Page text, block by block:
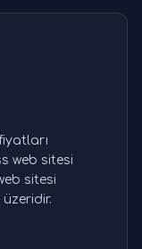
web sitesi
sitesi